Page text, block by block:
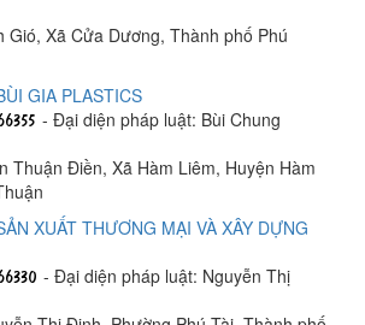
Gió, Xã Cửa Dương, Thành phố Phú
GIA PLASTICS
- Đại diện pháp luật: Bùi Chung
Thuận Điền, Xã Hàm Liêm, Huyện Hàm
XUẤT THƯƠNG MẠI VÀ XÂY DỰNG
- Đại diện pháp luật: Nguyễn Thị